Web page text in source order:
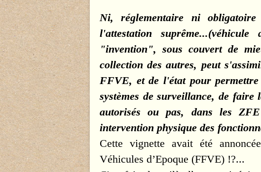
Ni, réglementaire ni
l'attestation
"invention", sous couvert de
collection des autres, peut
FFVE, et de l'état pour
systèmes de surveillance, de
autorisés ou pas, dans les
intervention physique des
Cette vignette avait été
Véhicules d’Epoque (FFVE) !?...